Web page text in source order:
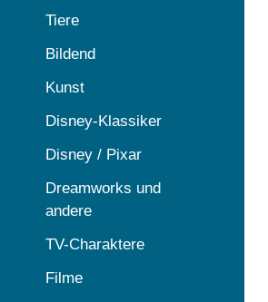
Tiere
Bildend
Kunst
Disney-Klassiker
Disney / Pixar
Dreamworks und
andere
TV-Charaktere
Filme